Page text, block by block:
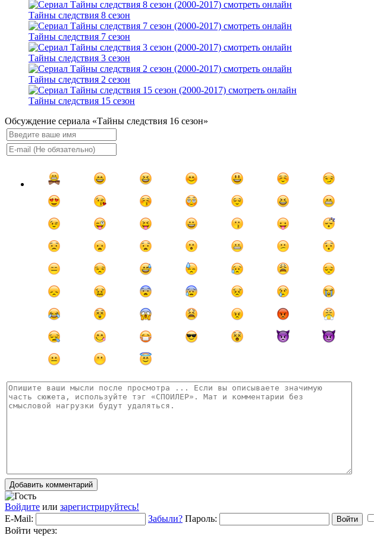
Тайны следствия 8 сезон
Тайны следствия 7 сезон
Тайны следствия 3 сезон
Тайны следствия 2 сезон
Тайны следствия 15 сезон
Обсуждение сериала «Тайны следствия 16 сезон»
Добавить комментарий
Войдите или зарегистрируйтесь!
E-Mail:
Забыли? Пароль: Войти
Войти через: